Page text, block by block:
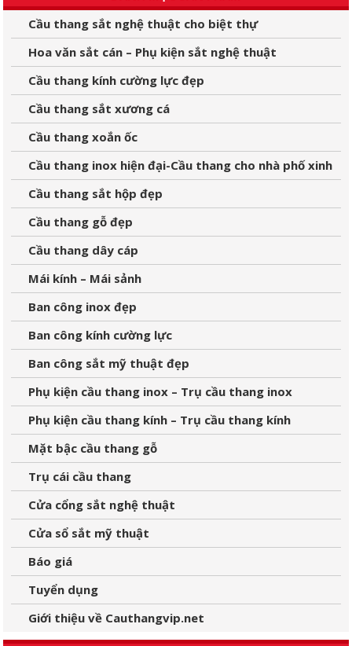
Cầu thang sắt nghệ thuật cho biệt thự
Hoa văn sắt cán – Phụ kiện sắt nghệ thuật
Cầu thang kính cường lực đẹp
Cầu thang sắt xương cá
Cầu thang xoắn ốc
Cầu thang inox hiện đại-Cầu thang cho nhà phố xinh
Cầu thang sắt hộp đẹp
Cầu thang gỗ đẹp
Cầu thang dây cáp
Mái kính – Mái sảnh
Ban công inox đẹp
Ban công kính cường lực
Ban công sắt mỹ thuật đẹp
Phụ kiện cầu thang inox – Trụ cầu thang inox
Phụ kiện cầu thang kính – Trụ cầu thang kính
Mặt bậc cầu thang gỗ
Trụ cái cầu thang
Cửa cổng sắt nghệ thuật
Cửa sổ sắt mỹ thuật
Báo giá
Tuyển dụng
Giới thiệu về Cauthangvip.net